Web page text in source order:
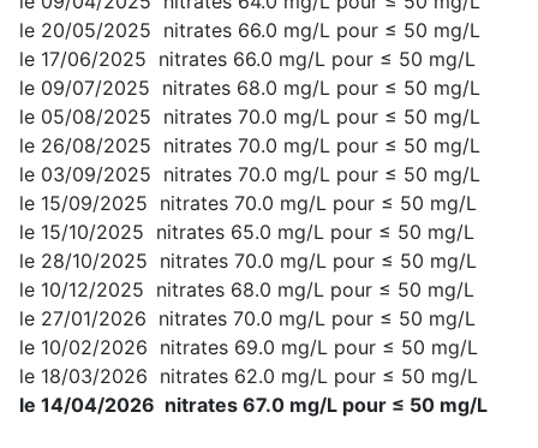
le 20/05/2025 nitrates 66.0 mg/L pour ≤ 50 mg/L
le 17/06/2025 nitrates 66.0 mg/L pour ≤ 50 mg/L
le 09/07/2025 nitrates 68.0 mg/L pour ≤ 50 mg/L
le 05/08/2025 nitrates 70.0 mg/L pour ≤ 50 mg/L
le 26/08/2025 nitrates 70.0 mg/L pour ≤ 50 mg/L
le 03/09/2025 nitrates 70.0 mg/L pour ≤ 50 mg/L
le 15/09/2025 nitrates 70.0 mg/L pour ≤ 50 mg/L
le 15/10/2025 nitrates 65.0 mg/L pour ≤ 50 mg/L
le 28/10/2025 nitrates 70.0 mg/L pour ≤ 50 mg/L
le 10/12/2025 nitrates 68.0 mg/L pour ≤ 50 mg/L
le 27/01/2026 nitrates 70.0 mg/L pour ≤ 50 mg/L
le 10/02/2026 nitrates 69.0 mg/L pour ≤ 50 mg/L
le 18/03/2026 nitrates 62.0 mg/L pour ≤ 50 mg/L
le 14/04/2026 nitrates 67.0 mg/L pour ≤ 50 mg/L